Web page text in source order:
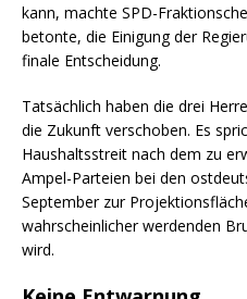
kann, machte SPD-
betonte, die Einigung der
finale Entscheidung.
Tatsächlich haben die drei
die Zukunft verschoben. Es
Haushaltsstreit nach dem zu
Ampel-Parteien bei den
September zur
wahrscheinlicher werdenden
wird.